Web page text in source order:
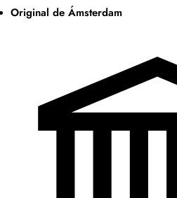
Original de Ámsterdam